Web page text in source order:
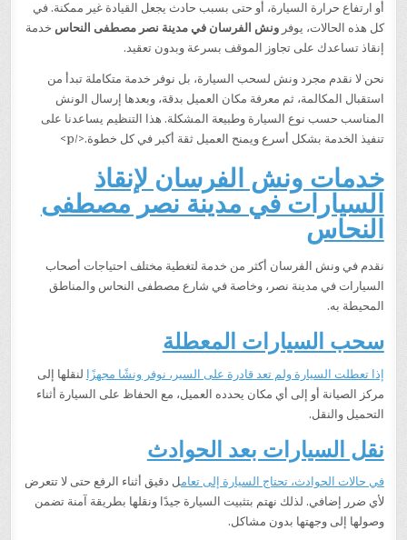
أو ارتفاع حرارة السيارة، أو حتى بسبب حادث يجعل القيادة غير ممكنة. في
كل هذه الحالات، يوفرونش الفرسان في مدينة نصر مصطفى النحاس خدمة
إنقاذ تساعدك على تجاوز الموقف بسرعة وبدون تعقيد.
نحن لا نقدم مجرد ونش لسحب السيارة، بل نوفر خدمة متكاملة تبدأ من
استقبال المكالمة، ثم معرفة مكان العميل بدقة، وبعدها إرسال الونش
المناسب حسب نوع السيارة وطبيعة المشكلة. هذا التنظيم يساعدنا على
تنفيذ الخدمة بشكل أسرع ويمنح العميل ثقة أكبر في كل خطوة.</p>
خدمات ونش الفرسان لإنقاذ
السيارات في مدينة نصر مصطفى
النحاس
نقدم في ونش الفرسان أكثر من خدمة لتغطية مختلف احتياجات أصحاب
السيارات في مدينة نصر، وخاصة في شارع مصطفى النحاس والمناطق
المحيطة به.
سحب السيارات المعطلة
إذا تعطلت السيارة ولم تعد قادرة على السير، نوفر ونشًا مجهزًا لنقلها إلى
مركز الصيانة أو إلى أي مكان يحدده العميل، مع الحفاظ على السيارة أثناء
التحميل والنقل.
نقل السيارات بعد الحوادث
في حالات الحوادث، تحتاج السيارة إلى تعامل دقيق أثناء الرفع حتى لا تتعرض
لأي ضرر إضافي. لذلك نهتم بتثبيت السيارة جيدًا ونقلها بطريقة آمنة تضمن
وصولها إلى وجهتها بدون مشاكل.